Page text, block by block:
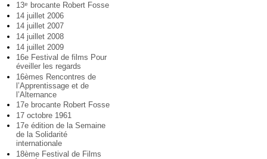
13e
brocante Robert Fosse
14 juillet 2006
14 juillet 2007
14 juillet 2008
14 juillet 2009
16e Festival de films Pour
éveiller les regards
16èmes Rencontres de
l’Apprentissage et de
l’Alternance
17e brocante Robert Fosse
17 octobre 1961
17e édition de la Semaine
de la Solidarité
internationale
18ème Festival de Films